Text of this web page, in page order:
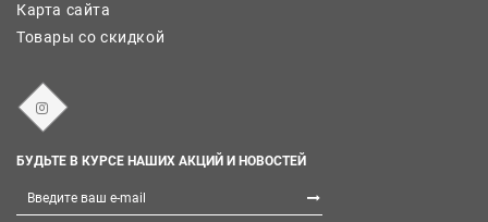
Карта сайта
Товары со скидкой
БУДЬТЕ В КУРСЕ НАШИХ АКЦИЙ И НОВОСТЕЙ